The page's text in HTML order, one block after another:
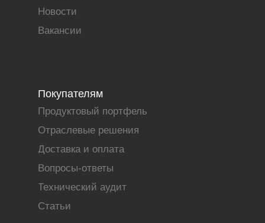
Новости
Вакансии
Покупателям
Продуктовый портфель
Отраслевые решения
Доставка и оплата
Вопросы-ответы
Технический аудит
Статьи